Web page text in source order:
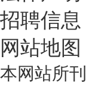
招聘信息
网站地图
本网站所